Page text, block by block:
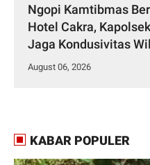
Ngopi Kamtibmas
Hotel Cakra,
Jaga Kondusivitas
August 06, 2026
KABAR POPULER